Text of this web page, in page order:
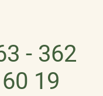
- 362
19